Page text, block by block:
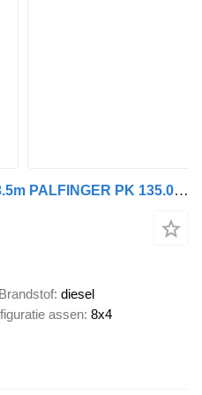
MAN TGS 35.500 8x2/4 + 43.5m PALFINGER PK 135.002 TEC7 + FLY-JIB PJ
Brandstof diesel
assen 8x4